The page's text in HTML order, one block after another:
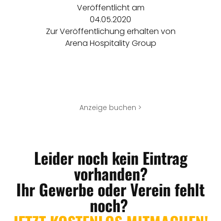
Veröffentlicht am
04.05.2020
Zur Veröffentlichung erhalten von
Arena Hospitality Group
Anzeige buchen >
Leider noch kein Eintrag
vorhanden?
Ihr Gewerbe oder Verein fehlt
noch?